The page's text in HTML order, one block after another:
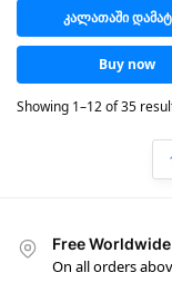
კალათაში
Buy now
Showing 1–12 of 35
Free
On all orders